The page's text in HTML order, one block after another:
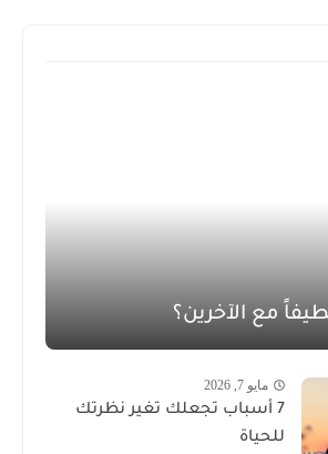
مع الآخرين؟
مايو 7, 2026
7 أسباب تجعلك تغير نظرتك
للحياة